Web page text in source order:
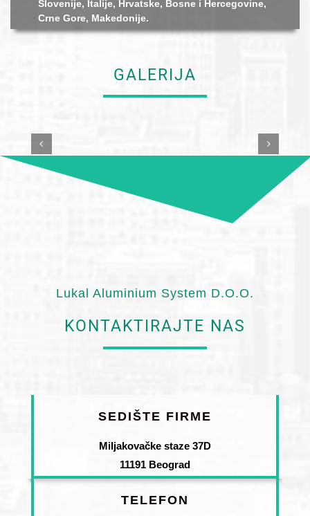
Slovenije, Italije, Hrvatske, Bosne i Hercegovine,
Crne Gore, Makedonije.
GALERIJA
Lukal Aluminium System D.O.O.
KONTAKTIRAJTE NAS
SEDIŠTE FIRME
Miljakovačke staze 37D
11191 Beograd
TELEFON